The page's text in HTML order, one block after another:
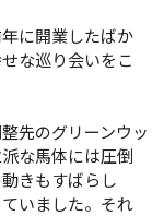
に開業したばか
な巡り会いをこ
先のグリーンウッ
な馬体には圧倒
きもすばらし
いました。それ